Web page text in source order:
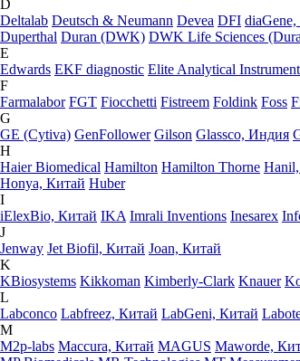
D
Deltalab Deutsch & Neumann Devea DFI diaGene,
Duperthal Duran (DWK) DWK Life Sciences
E
Edwards EKF diagnostic Elite Analytical
F
Farmalabor FGT Fiocchetti Fistreem Foldink Foss
G
GE (Cytiva) GenFollower Gilson Glassco, Индия
H
Haier Biomedical Hamilton Hamilton Thorne
Honya, Китай Huber
I
iElexBio, Китай IKA Imrali Inventions Inesarex
J
Jenway Jet Biofil, Китай Joan, Китай
K
KBiosystems Kikkoman Kimberly-Clark Knauer
L
Labconco Labfreez, Китай LabGeni, Китай
M
M2p-labs Maccura, Китай MAGUS Maworde,